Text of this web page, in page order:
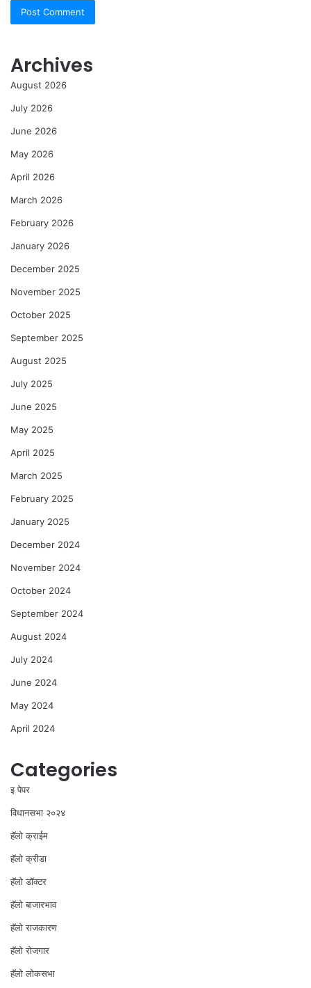
Archives
August 2026
July 2026
June 2026
May 2026
April 2026
March 2026
February 2026
January 2026
December 2025
November 2025
October 2025
September 2025
August 2025
July 2025
June 2025
May 2025
April 2025
March 2025
February 2025
January 2025
December 2024
November 2024
October 2024
September 2024
August 2024
July 2024
June 2024
May 2024
April 2024
Categories
इ पेपर
विधानसभा २०२४
⁠हॅलो क्राईम
हॅलो क्रीडा
हॅलो डॉक्टर
हॅलो बाजारभाव
हॅलो राजकारण
⁠हॅलो रोजगार
हॅलो लोकसभा